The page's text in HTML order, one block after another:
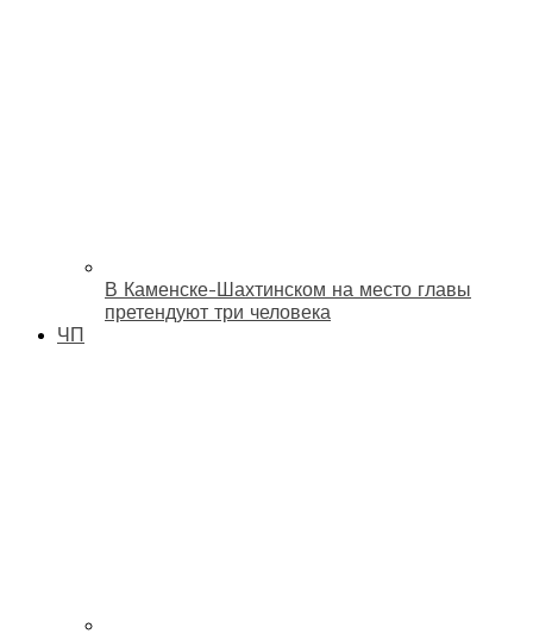
В Каменске-Шахтинском на место главы
претендуют три человека
ЧП